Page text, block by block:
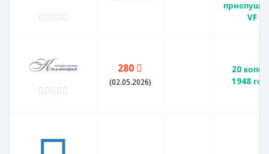
VF
280
(02.05.2026)
20
1948